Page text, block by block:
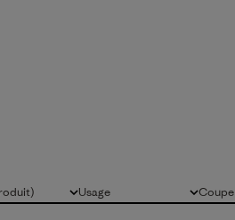
Usage
Tous Coupe
Tous